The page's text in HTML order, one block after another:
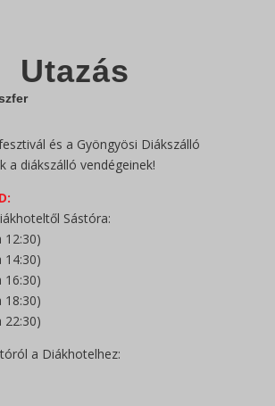
Utazás
és a Gyöngyösi Diákszálló
a diákszálló vendégeinek!
Sástóra:
12:30)
14:30)
16:30)
18:30)
22:30)
a Diákhotelhez: